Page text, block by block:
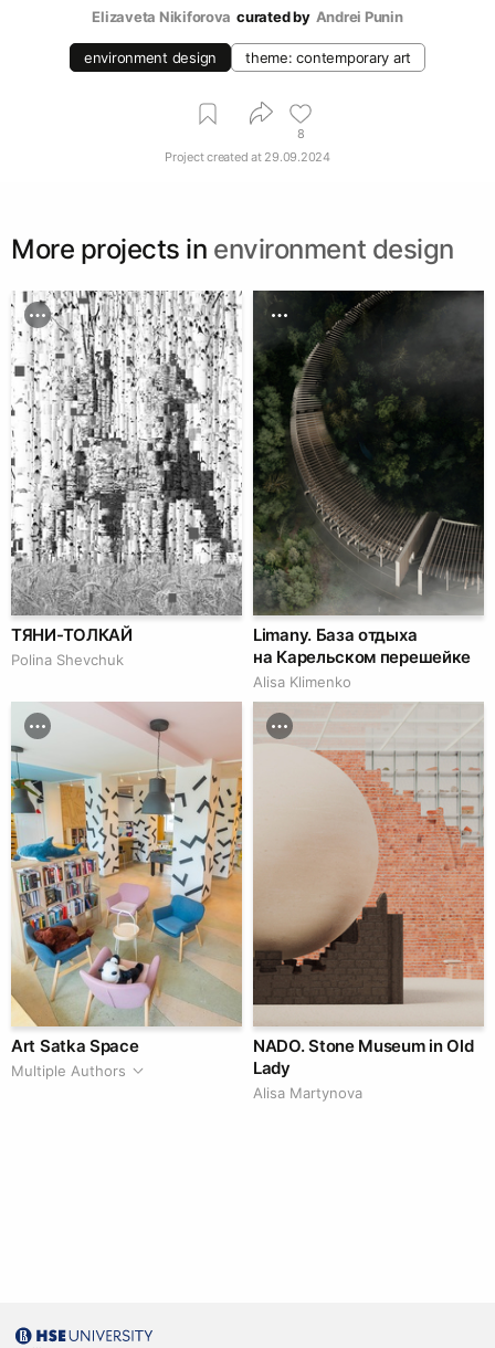
Elizaveta Nikiforova curated by Andrei Punin
environment design theme: contemporary art
8
Project created at 29.09.2024
More projects in environment design
ТЯНИ-ТОЛКАЙ
Polina Shevchuk
Limany. База отдыха
на Карельском перешейке
Alisa Klimenko
Art Satka Space
Multiple Authors
NADO. Stone Museum in Old
Lady
Alisa Martynova